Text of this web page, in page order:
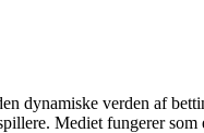
dynamiske verden af
Mediet fungerer